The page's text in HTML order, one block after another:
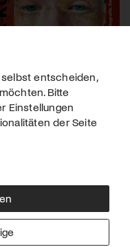
Impressum
entscheiden,
Bitte
Einstellungen
der Seite